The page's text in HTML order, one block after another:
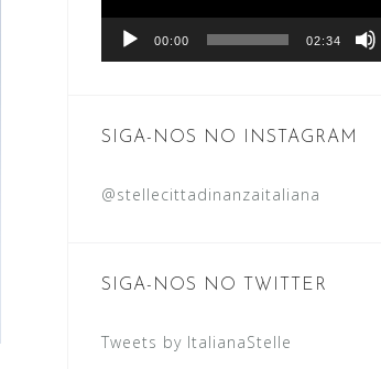
00:00 02:34
SIGA-NOS NO INSTAGRAM
@stellecittadinanzaitaliana
SIGA-NOS NO TWITTER
Tweets by ItalianaStelle